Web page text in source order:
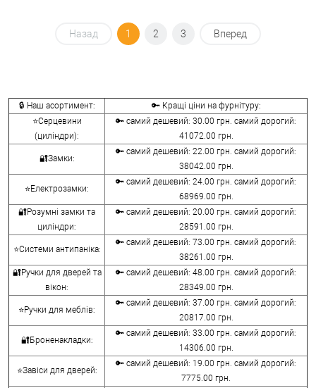
Назад 1 2 3 Вперед
🔒 Наш асортимент:
🔑 Кращі ціни на фурнітуру:
⭐Серцевини
(циліндри):
🔑 самий дешевий: 30.00 грн. самий дорогий:
41072.00 грн.
🔐Замки:
🔑 самий дешевий: 22.00 грн. самий дорогий:
38042.00 грн.
⭐Електрозамки:
🔑 самий дешевий: 24.00 грн. самий дорогий:
68969.00 грн.
🔐Розумні замки та
циліндри:
🔑 самий дешевий: 20.00 грн. самий дорогий:
28591.00 грн.
⭐Системи антипаніка:
🔑 самий дешевий: 73.00 грн. самий дорогий:
38261.00 грн.
🔐Ручки для дверей та
вікон:
🔑 самий дешевий: 48.00 грн. самий дорогий:
28349.00 грн.
⭐Ручки для меблів:
🔑 самий дешевий: 37.00 грн. самий дорогий:
20817.00 грн.
🔐Броненакладки:
🔑 самий дешевий: 33.00 грн. самий дорогий:
14306.00 грн.
⭐Завіси для дверей:
🔑 самий дешевий: 19.00 грн. самий дорогий:
7775.00 грн.